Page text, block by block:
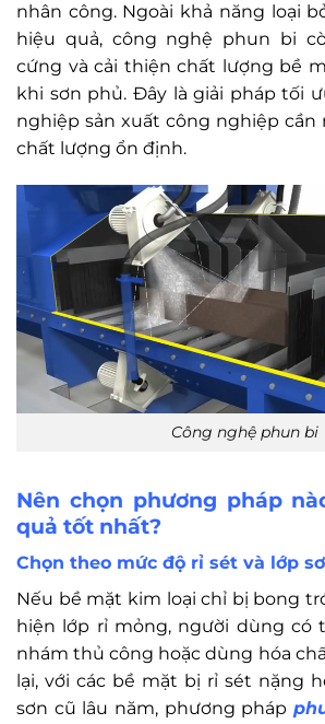
nhân công. Ngoài khả năng loại
hiệu quả, công nghệ phun bi
cứng và cải thiện chất lượng bề
khi sơn phủ. Đây là giải pháp tối
nghiệp sản xuất công nghiệp cần
chất lượng ổn định.
Công nghệ phun bi
Nên chọn phương pháp
quả tốt nhất?
Chọn theo mức độ rỉ sét và lớp
Nếu bề mặt kim loại chỉ bị bong
hiện lớp rỉ mỏng, người dùng có
nhám thủ công hoặc dùng hóa
lại, với các bề mặt bị rỉ sét nặng
sơn cũ lâu năm, phương pháp